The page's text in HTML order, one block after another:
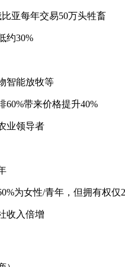
亚每年交易50万头牲畜
约30%
智能放牧等
60%带来价格提升40%
业领导者
为女性/青年，但拥有权仅
收入倍增